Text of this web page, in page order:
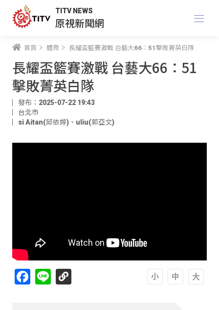
TITV NEWS
原視新聞網
首頁 體育 長耀盃籃賽激戰 台藝大66：51擊敗菁英白隊
長耀盃籃賽激戰 台藝大66：51
擊敗菁英白隊
發布：2025-07-22 19:43
台北市
si Aitan(邱依婷) 、 uliu(郭亞文)
Facebook
Line